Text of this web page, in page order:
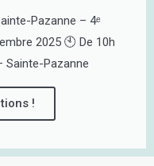
Pazanne – 4ᵉ
2025 🕙 De 10h
Sainte-Pazanne
!